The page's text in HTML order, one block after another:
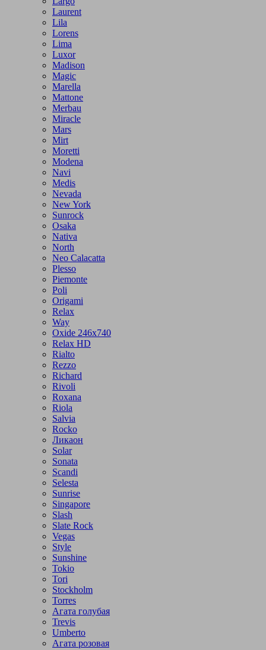
Laurent
Lila
Lorens
Lima
Luxor
Madison
Magic
Marella
Mattone
Merbau
Miracle
Mars
Mirt
Moretti
Modena
Navi
Medis
Nevada
New York
Sunrock
Osaka
Nativa
North
Neo Calacatta
Plesso
Piemonte
Poli
Origami
Relax
Way
Oxide 246x740
Relax HD
Rialto
Rezzo
Richard
Rivoli
Roxana
Riola
Salvia
Rocko
Ликаон
Solar
Sonata
Scandi
Selesta
Sunrise
Singapore
Slash
Slate Rock
Vegas
Style
Sunshine
Tokio
Tori
Stockholm
Torres
Агата голубая
Trevis
Umberto
Агата розовая